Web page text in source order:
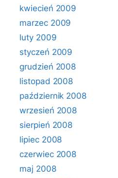
kwiecień 2009
marzec 2009
luty 2009
styczeń 2009
grudzień 2008
listopad 2008
październik 2008
wrzesień 2008
sierpień 2008
lipiec 2008
czerwiec 2008
maj 2008